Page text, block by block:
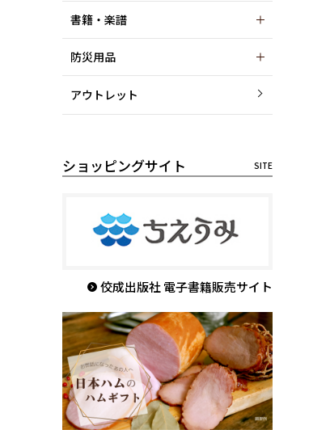
書籍・楽譜
防災用品
アウトレット
ショッピングサイト
佼成出版社 電子書籍販売サイト